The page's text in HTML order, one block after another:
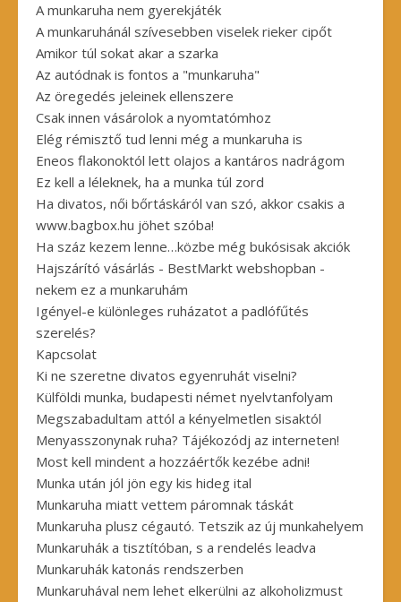
A munkaruha nem gyerekjáték
A munkaruhánál szívesebben viselek rieker cipőt
Amikor túl sokat akar a szarka
Az autódnak is fontos a "munkaruha"
Az öregedés jeleinek ellenszere
Csak innen vásárolok a nyomtatómhoz
Elég rémisztő tud lenni még a munkaruha is
Eneos flakonoktól lett olajos a kantáros nadrágom
Ez kell a léleknek, ha a munka túl zord
Ha divatos, női bőrtáskáról van szó, akkor csakis a
www.bagbox.hu jöhet szóba!
Ha száz kezem lenne…közbe még bukósisak akciók
Hajszárító vásárlás - BestMarkt webshopban -
nekem ez a munkaruhám
Igényel-e különleges ruházatot a padlófűtés
szerelés?
Kapcsolat
Ki ne szeretne divatos egyenruhát viselni?
Külföldi munka, budapesti német nyelvtanfolyam
Megszabadultam attól a kényelmetlen sisaktól
Menyasszonynak ruha? Tájékozódj az interneten!
Most kell mindent a hozzáértők kezébe adni!
Munka után jól jön egy kis hideg ital
Munkaruha miatt vettem páromnak táskát
Munkaruha plusz cégautó. Tetszik az új munkahelyem
Munkaruhák a tisztítóban, s a rendelés leadva
Munkaruhák katonás rendszerben
Munkaruhával nem lehet elkerülni az alkoholizmust